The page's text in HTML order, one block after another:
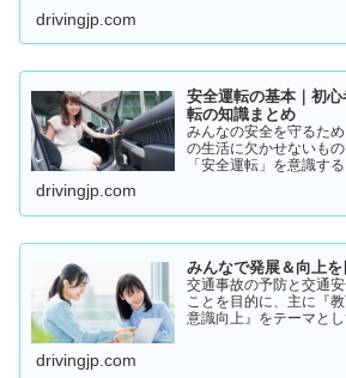
た。結論から言うと
drivingjp.com
安全運転の基本｜初
転の知識まとめ
みんなの安全を守るた
の生活に欠かせないも
「安全運転」を意識す
過ぎや注意力の低下、
drivingjp.com
みんなで発展＆向上
交通事故の予防と交通
ことを目的に、主に『
意識向上』をテーマと
drivingjp.com